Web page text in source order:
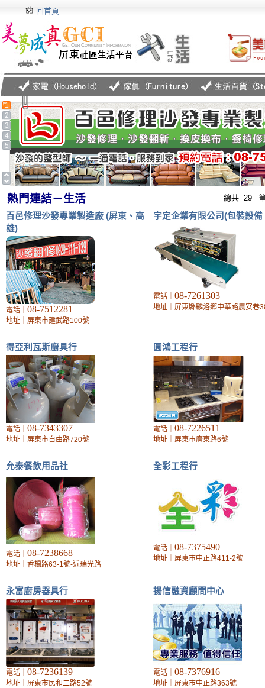
回首頁
1
2
3
4
5
熱門連結－生活 總共 29
百邑修理沙發專業製造廠 (屏東、高
雄)
電話｜ 08-7512281
地址｜屏東市建武路100號
宇定企業有限公司(包裝設備
電話｜ 08-7261303
地址｜屏東縣麟洛鄉中華路農安巷
得亞利瓦斯廚具行
電話｜ 08-7343307
地址｜屏東市自由路720號
圓鴻工程行
電話｜ 08-7226511
地址｜屏東市廣東路6號
允泰餐飲用品社
電話｜ 08-7238668
地址｜香楊路63-1號-近瑞光路
全彩工程行
電話｜ 08-7375490
地址｜屏東市中正路411-2號
永富廚房器具行
電話｜ 08-7236139
地址｜屏東市民和二路52號
揚信融資顧問中心
電話｜ 08-7376916
地址｜屏東市中正路363號